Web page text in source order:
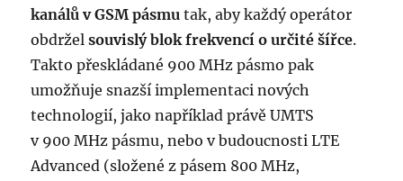
kanálů v GSM pásmu tak, aby každý operátor
obdrželsouvislý blok frekvencí o určité šířce.
Takto přeskládané 900 MHz pásmo pak
umožňuje snazší implementaci nových
technologií, jako například právě UMTS
v 900 MHz pásmu, nebo v budoucnosti LTE
Advanced (složené z pásem 800 MHz,